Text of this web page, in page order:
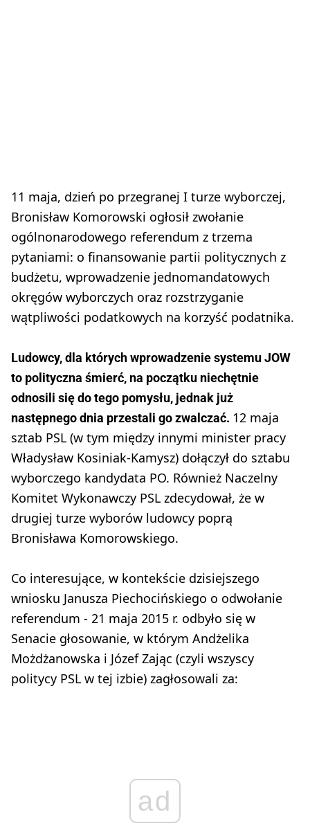
11 maja, dzień po przegranej I turze wyborczej,
Bronisław Komorowski ogłosił zwołanie
ogólnonarodowego referendum z trzema
pytaniami: o finansowanie partii politycznych z
budżetu, wprowadzenie jednomandatowych
okręgów wyborczych oraz rozstrzyganie
wątpliwości podatkowych na korzyść podatnika.
Ludowcy, dla których wprowadzenie systemu JOW
to polityczna śmierć, na początku niechętnie
odnosili się do tego pomysłu, jednak już
następnego dnia przestali go zwalczać. 12 maja
sztab PSL (w tym między innymi minister pracy
Władysław Kosiniak-Kamysz) dołączył do sztabu
wyborczego kandydata PO. Również Naczelny
Komitet Wykonawczy PSL zdecydował, że w
drugiej turze wyborów ludowcy poprą
Bronisława Komorowskiego.
Co interesujące, w kontekście dzisiejszego
wniosku Janusza Piechocińskiego o odwołanie
referendum - 21 maja 2015 r. odbyło się w
Senacie głosowanie, w którym Andżelika
Możdżanowska i Józef Zając (czyli wszyscy
politycy PSL w tej izbie) zagłosowali za:
ad